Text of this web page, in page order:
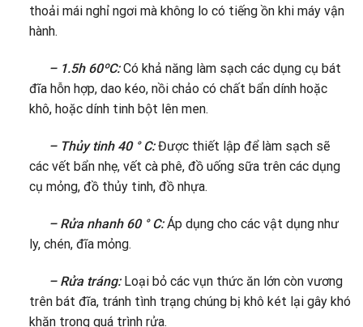
thoải mái nghỉ ngơi mà không lo có tiếng ồn khi máy vận
hành.
– 1.5h 60ºC:Có khả năng làm sạch các dụng cụ bát
đĩa hỗn hợp, dao kéo, nồi chảo có chất bẩn dính hoặc
khô, hoặc dính tinh bột lên men.
– Thủy tinh 40 ° C:Được thiết lập để làm sạch sẽ
các vết bẩn nhẹ, vết cà phê, đồ uống sữa trên các dụng
cụ mỏng, đồ thủy tinh, đồ nhựa.
– Rửa nhanh 60 ° C:Áp dụng cho các vật dụng như
ly, chén, đĩa mỏng.
– Rửa tráng:Loại bỏ các vụn thức ăn lớn còn vương
trên bát đĩa, tránh tình trạng chúng bị khô két lại gây khó
khăn trong quá trình rửa.